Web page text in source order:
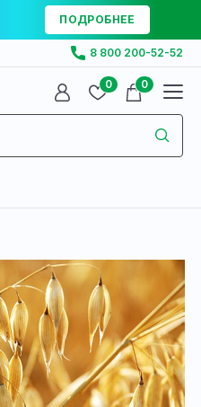
ПОДРОБНЕЕ
8 800 200-52-52
0 0